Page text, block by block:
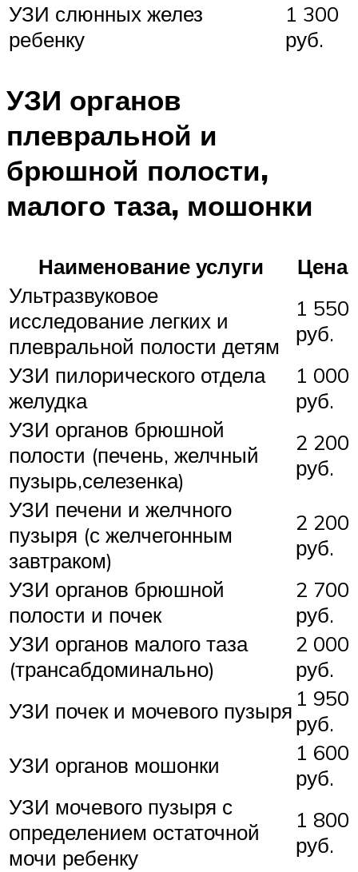
УЗИ слюнных желез
ребенку
1 300
руб.
УЗИ органов
плевральной и
брюшной полости,
малого таза, мошонки
Наименование услуги
Цена
Ультразвуковое
исследование легких и
плевральной полости детям
1 550
руб.
УЗИ пилорического отдела
желудка
1 000
руб.
УЗИ органов брюшной
полости (печень, желчный
пузырь,селезенка)
2 200
руб.
УЗИ печени и желчного
пузыря (с желчегонным
завтраком)
2 200
руб.
УЗИ органов брюшной
полости и почек
2 700
руб.
УЗИ органов малого таза
(трансабдоминально)
2 000
руб.
УЗИ почек и мочевого пузыря 1 950
руб.
УЗИ органов мошонки
1 600
руб.
УЗИ мочевого пузыря с
определением остаточной
мочи ребенку
1 800
руб.